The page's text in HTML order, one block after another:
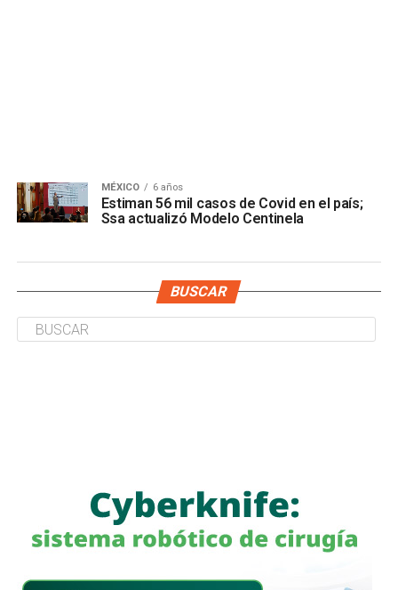
MÉXICO 6 años
Estiman 56 mil casos de Covid en el país;
Ssa actualizó Modelo Centinela
BUSCAR